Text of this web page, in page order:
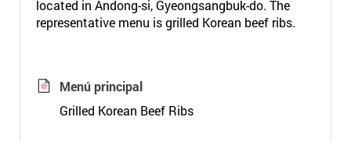
located in Andong-si, Gyeongsangbuk-do. The
representative menu is grilled Korean beef ribs.
Menú principal
Grilled Korean Beef Ribs